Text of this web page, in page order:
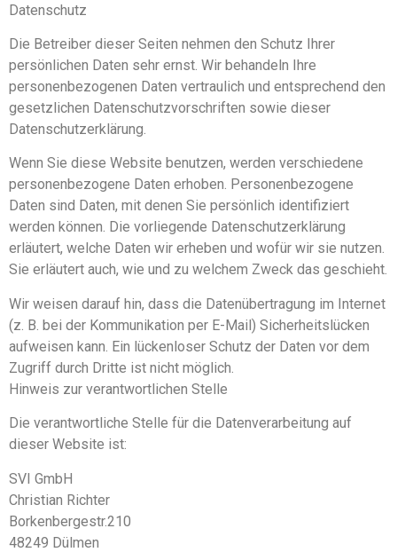
Datenschutz
Die Betreiber dieser Seiten nehmen den Schutz Ihrer
persönlichen Daten sehr ernst. Wir behandeln Ihre
personenbezogenen Daten vertraulich und entsprechend den
gesetzlichen Datenschutzvorschriften sowie dieser
Datenschutzerklärung.
Wenn Sie diese Website benutzen, werden verschiedene
personenbezogene Daten erhoben. Personenbezogene
Daten sind Daten, mit denen Sie persönlich identifiziert
werden können. Die vorliegende Datenschutzerklärung
erläutert, welche Daten wir erheben und wofür wir sie nutzen.
Sie erläutert auch, wie und zu welchem Zweck das geschieht.
Wir weisen darauf hin, dass die Datenübertragung im Internet
(z. B. bei der Kommunikation per E-Mail) Sicherheitslücken
aufweisen kann. Ein lückenloser Schutz der Daten vor dem
Zugriff durch Dritte ist nicht möglich.
Hinweis zur verantwortlichen Stelle
Die verantwortliche Stelle für die Datenverarbeitung auf
dieser Website ist:
SVI GmbH
Christian Richter
Borkenbergestr.210
48249 Dülmen